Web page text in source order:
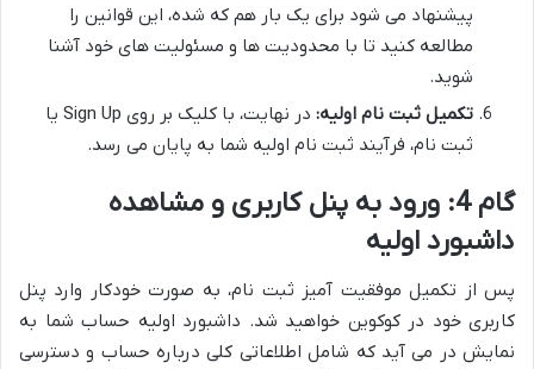
پیشنهاد می شود برای یک بار هم که شده، این قوانین را
مطالعه کنید تا با محدودیت ها و مسئولیت های خود آشنا
شوید.
تکمیل ثبت نام اولیه:
در نهایت، با کلیک بر روی Sign Up یا
ثبت نام، فرآیند ثبت نام اولیه شما به پایان می رسد.
گام 4: ورود به پنل کاربری و مشاهده
داشبورد اولیه
پس از تکمیل موفقیت آمیز ثبت نام، به صورت خودکار وارد پنل
کاربری خود در کوکوین خواهید شد. داشبورد اولیه حساب شما به
نمایش در می آید که شامل اطلاعاتی کلی درباره حساب و دسترسی